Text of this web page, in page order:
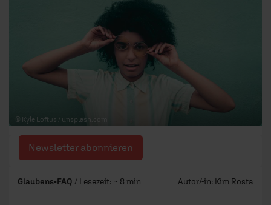
© Kyle Loftus / unsplash.com
Newsletter abonnieren
Glaubens-FAQ / Lesezeit: ~ 8 min Autor/-in: Kim Rosta